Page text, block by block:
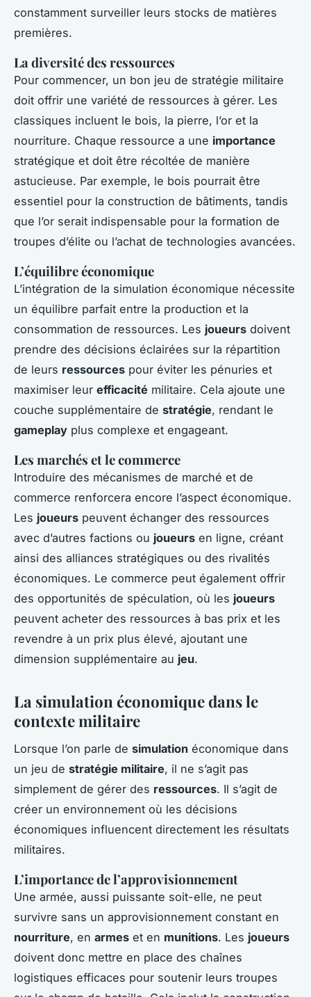
constamment surveiller leurs stocks de matières
premières.
La diversité des ressources
Pour commencer, un bon jeu de stratégie militaire
doit offrir une variété de ressources à gérer. Les
classiques incluent le bois, la pierre, l’or et la
nourriture. Chaque ressource a une importance
stratégique et doit être récoltée de manière
astucieuse. Par exemple, le bois pourrait être
essentiel pour la construction de bâtiments, tandis
que l’or serait indispensable pour la formation de
troupes d’élite ou l’achat de technologies avancées.
L’équilibre économique
L’intégration de la simulation économique nécessite
un équilibre parfait entre la production et la
consommation de ressources. Les joueurs doivent
prendre des décisions éclairées sur la répartition
de leurs ressources pour éviter les pénuries et
maximiser leur efficacité militaire. Cela ajoute une
couche supplémentaire de stratégie, rendant le
gameplay plus complexe et engageant.
Les marchés et le commerce
Introduire des mécanismes de marché et de
commerce renforcera encore l’aspect économique.
Les joueurs peuvent échanger des ressources
avec d’autres factions ou joueurs en ligne, créant
ainsi des alliances stratégiques ou des rivalités
économiques. Le commerce peut également offrir
des opportunités de spéculation, où les joueurs
peuvent acheter des ressources à bas prix et les
revendre à un prix plus élevé, ajoutant une
dimension supplémentaire au jeu.
La simulation économique dans le
contexte militaire
Lorsque l’on parle de simulation économique dans
un jeu de stratégie militaire, il ne s’agit pas
simplement de gérer des ressources. Il s’agit de
créer un environnement où les décisions
économiques influencent directement les résultats
militaires.
L’importance de l’approvisionnement
Une armée, aussi puissante soit-elle, ne peut
survivre sans un approvisionnement constant en
nourriture, en armes et en munitions. Les joueurs
doivent donc mettre en place des chaînes
logistiques efficaces pour soutenir leurs troupes